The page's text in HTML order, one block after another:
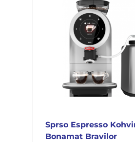
Sprso Espresso
Bonamat Bravilor